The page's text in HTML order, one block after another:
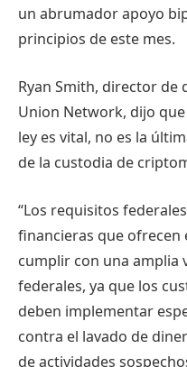
un abrumador apoyo
principios de este mes.
Ryan Smith, director de
Union Network, dijo
ley es vital, no es la
de la custodia de
“Los requisitos
financieras que ofrecen
cumplir con una amplia
federales, ya que los
deben implementar
contra el lavado de
de actividades